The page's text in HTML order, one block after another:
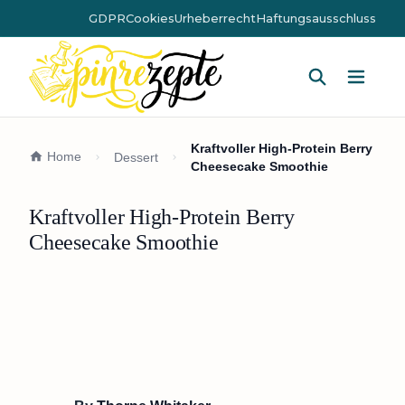
GDPRCookiesUrheberrechtHaftungsausschluss
Home Dessert
Kraftvoller High-Protein Berry
Cheesecake Smoothie
Kraftvoller High-Protein Berry
Cheesecake Smoothie